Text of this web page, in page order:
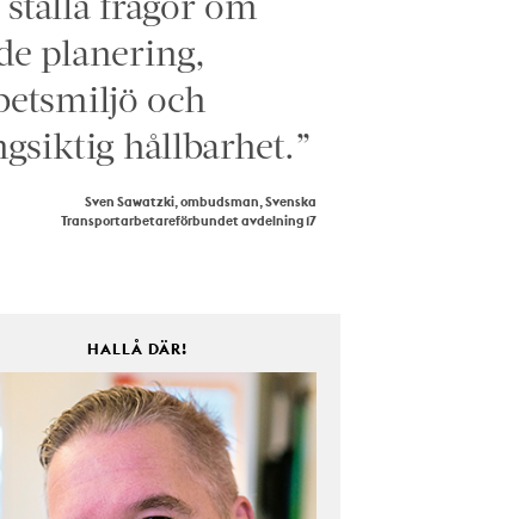
planering,
och
hållbarhet.”
Sven Sawatzki, ombudsman, Svenska
Transportarbetareförbundet avdelning 17
HALLÅ DÄR!